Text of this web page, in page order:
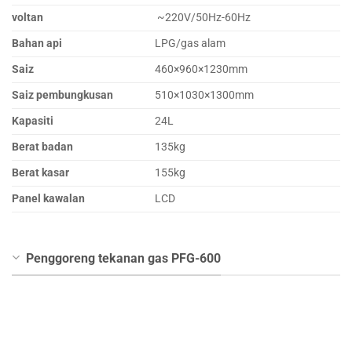
voltan
~220V/50Hz-60Hz
Bahan api
LPG/gas alam
Saiz
460×960×1230mm
Saiz pembungkusan
510×1030×1300mm
Kapasiti
24L
Berat badan
135kg
Berat kasar
155kg
Panel kawalan
LCD
Penggoreng tekanan gas PFG-600